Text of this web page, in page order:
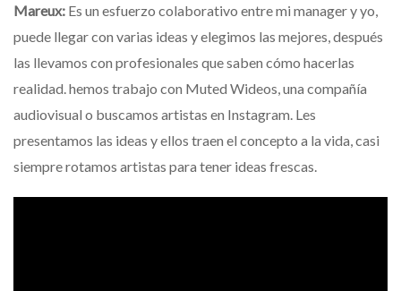
Mareux: Es un esfuerzo colaborativo entre mi manager y yo,
puede llegar con varias ideas y elegimos las mejores, después
las llevamos con profesionales que saben cómo hacerlas
realidad. hemos trabajo con Muted Wideos, una compañía
audiovisual o buscamos artistas en Instagram. Les
presentamos las ideas y ellos traen el concepto a la vida, casi
siempre rotamos artistas para tener ideas frescas.